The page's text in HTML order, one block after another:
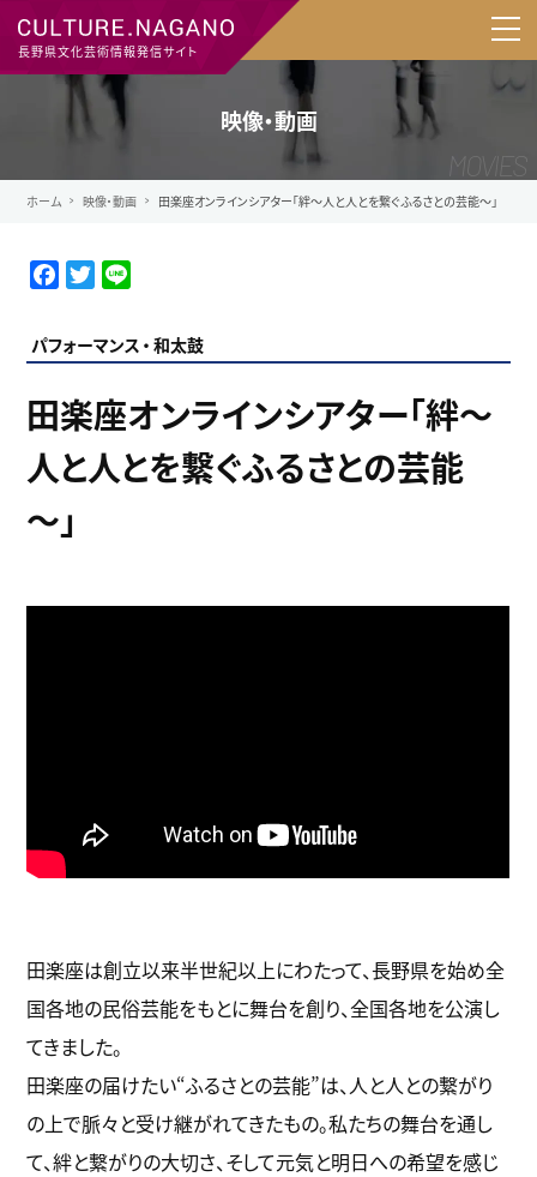
長野県文化芸術情報発信サイト
映像・動画
ホーム 映像・動画 田楽座オンラインシアター「絆～人と人とを繋ぐふるさとの芸能～」
パフォーマンス 和太鼓
F
c
e
o
o
k
T
i
t
e
r
n
e
田楽座オンラインシアター「絆～
人と人とを繋ぐふるさとの芸能
～」
田楽座は創立以来半世紀以上にわたって、長野県を始め全
国各地の民俗芸能をもとに舞台を創り、全国各地を公演し
てきました。
田楽座の届けたい“ふるさとの芸能”は、人と人との繋がり
の上で脈々と受け継がれてきたもの。私たちの舞台を通し
て、絆と繋がりの大切さ、そして元気と明日への希望を感じ